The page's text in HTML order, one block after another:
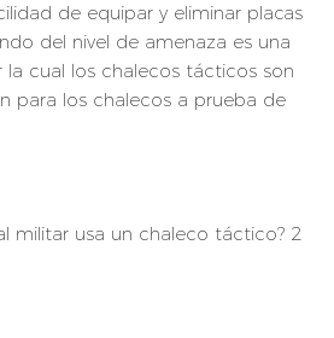
de equipar y eliminar placas
del nivel de amenaza es una
cual los chalecos tácticos son
para los chalecos a prueba de